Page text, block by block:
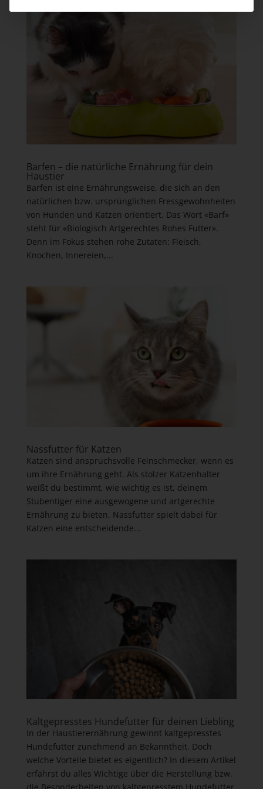
Barfen – die natürliche Ernährung für dein
Haustier
Barfen ist eine Ernährungsweise, die sich an den
natürlichen bzw. ursprünglichen Fressgewohnheiten
von Hunden und Katzen orientiert. Das Wort «Barf»
steht für «Biologisch Artgerechtes Rohes Futter».
Denn im Fokus stehen rohe Zutaten: Fleisch,
Knochen, Innereien,...
Nassfutter für Katzen
Katzen sind anspruchsvolle Feinschmecker, wenn es
um ihre Ernährung geht. Als stolzer Katzenhalter
weißt du bestimmt, wie wichtig es ist, deinem
Stubentiger eine ausgewogene und artgerechte
Ernährung zu bieten. Nassfutter spielt dabei für
Katzen eine entscheidende...
Kaltgepresstes Hundefutter für deinen Liebling
In der Haustierernährung gewinnt kaltgepresstes
Hundefutter zunehmend an Bekanntheit. Doch
welche Vorteile bietet es eigentlich? In diesem Artikel
erfährst du alles Wichtige über die Herstellung bzw.